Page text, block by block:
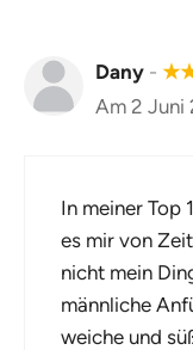
Dany - ★
Am 2 Juni
In meiner Top
es mir von
nicht mein
männliche
weiche und